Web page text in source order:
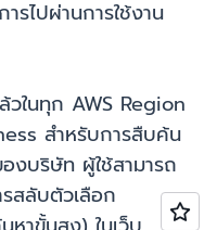
รไปผ่านการใช้งาน
ในทุก AWS Region
สำหรับการสืบค้น
งบริษัท ผู้ใช้สามารถ
รสลับตัวเลือก